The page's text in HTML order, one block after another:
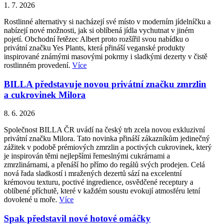
1. 7. 2026
Rostlinné alternativy si nacházejí své místo v moderním jídelníčku a
nabízejí nové možnosti, jak si oblíbená jídla vychutnat v jiném
pojetí. Obchodní řetězec Albert proto rozšířil svou nabídku o
privátní značku Yes Plants, která přináší veganské produkty
inspirované známými masovými pokrmy i sladkými dezerty v čistě
rostlinném provedení. Více
BILLA představuje novou privátní značku zmrzlin
a cukrovinek Milora
8. 6. 2026
Společnost BILLA ČR uvádí na český trh zcela novou exkluzivní
privátní značku Milora. Tato novinka přináší zákazníkům jedinečný
zážitek v podobě prémiových zmrzlin a poctivých cukrovinek, který
je inspirován těmi nejlepšími řemeslnými cukrárnami a
zmrzlinárnami, a přenáší ho přímo do regálů svých prodejen. Celá
nová řada sladkostí i mražených dezertů sází na excelentní
krémovou texturu, poctivé ingredience, osvědčené receptury a
oblíbené příchutě, které v každém soustu evokují atmosféru letní
dovolené u moře. Více
Spak představil nové hotové omáčky